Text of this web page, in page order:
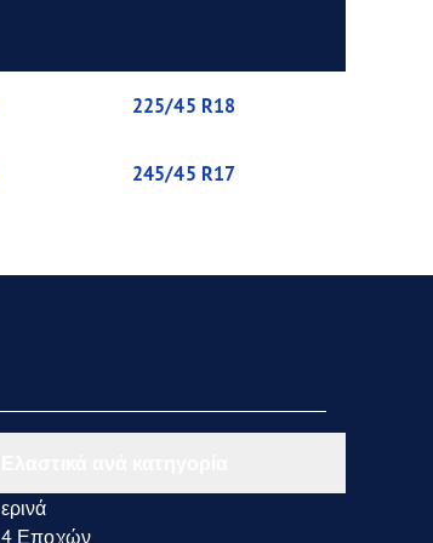
225/45 R18
245/45 R17
ερινά
4 Εποχών